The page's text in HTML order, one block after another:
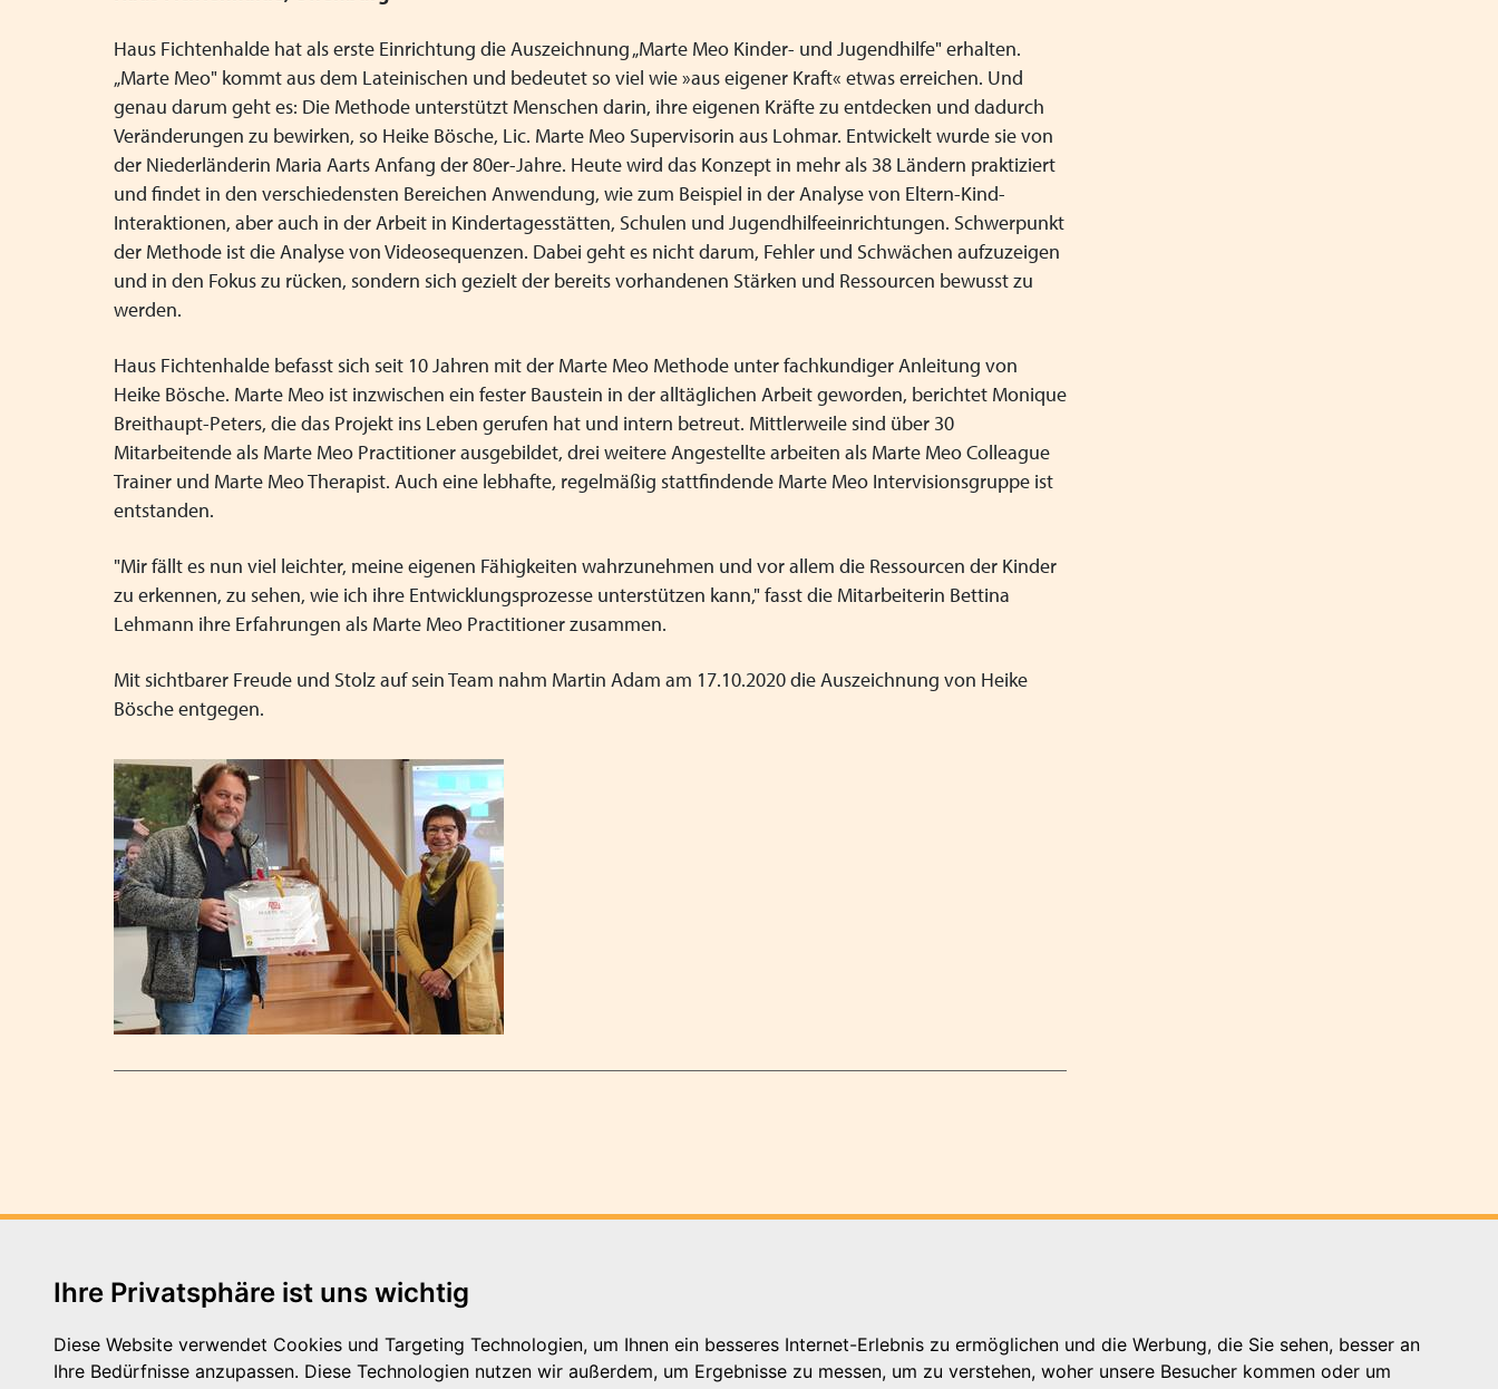
Ihre Privatsphäre ist uns wichtig
Diese Website verwendet Cookies und Targeting Technologien, um Ihnen ein besseres Internet-Erlebnis zu ermöglichen und die Werbung, die Sie sehen, besser an
Ihre Bedürfnisse anzupassen. Diese Technologien nutzen wir außerdem, um Ergebnisse zu messen, um zu verstehen, woher unsere Besucher kommen oder um
Haus Fichtenhalde hat als erste Einrichtung die Auszeichnung „Marte Meo Kinder- und Jugendhilfe" erhalten.
„Marte Meo" kommt aus dem Lateinischen und bedeutet so viel wie »aus eigener Kraft« etwas erreichen. Und
genau darum geht es: Die Methode unterstützt Menschen darin, ihre eigenen Kräfte zu entdecken und dadurch
Veränderungen zu bewirken, so Heike Bösche, Lic. Marte Meo Supervisorin aus Lohmar. Entwickelt wurde sie von
der Niederländerin Maria Aarts Anfang der 80er-Jahre. Heute wird das Konzept in mehr als 38 Ländern praktiziert
und findet in den verschiedensten Bereichen Anwendung, wie zum Beispiel in der Analyse von Eltern-Kind-
Interaktionen, aber auch in der Arbeit in Kindertagesstätten, Schulen und Jugendhilfeeinrichtungen. Schwerpunkt
der Methode ist die Analyse von Videosequenzen. Dabei geht es nicht darum, Fehler und Schwächen aufzuzeigen
und in den Fokus zu rücken, sondern sich gezielt der bereits vorhandenen Stärken und Ressourcen bewusst zu
werden.
Haus Fichtenhalde befasst sich seit 10 Jahren mit der Marte Meo Methode unter fachkundiger Anleitung von
Heike Bösche. Marte Meo ist inzwischen ein fester Baustein in der alltäglichen Arbeit geworden, berichtet Monique
Breithaupt-Peters, die das Projekt ins Leben gerufen hat und intern betreut. Mittlerweile sind über 30
Mitarbeitende als Marte Meo Practitioner ausgebildet, drei weitere Angestellte arbeiten als Marte Meo Colleague
Trainer und Marte Meo Therapist. Auch eine lebhafte, regelmäßig stattfindende Marte Meo Intervisionsgruppe ist
entstanden.
"Mir fällt es nun viel leichter, meine eigenen Fähigkeiten wahrzunehmen und vor allem die Ressourcen der Kinder
zu erkennen, zu sehen, wie ich ihre Entwicklungsprozesse unterstützen kann," fasst die Mitarbeiterin Bettina
Lehmann ihre Erfahrungen als Marte Meo Practitioner zusammen.
Mit sichtbarer Freude und Stolz auf sein Team nahm Martin Adam am 17.10.2020 die Auszeichnung von Heike
Bösche entgegen.
Schutterstraße 10 - 77746 Schutterwald
Kontakt